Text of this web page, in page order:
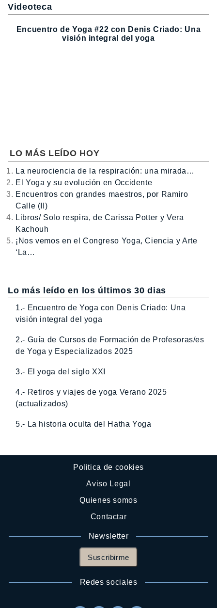
Videoteca
Encuentro de Yoga #22 con Denis Criado: Una
visión integral del yoga
LO MÁS LEÍDO HOY
La neurociencia de la respiración: una mirada…
El Yoga y su evolución en Occidente
Encuentros con grandes maestros, por Ramiro
Calle (II)
Libros/ Solo respira, de Carissa Potter y Vera
Kachouh
¡Nos vemos en el Congreso Yoga, Ciencia y Arte
‘La…
Lo más leído en los últimos 30 dias
1.- Encuentro de Yoga con Denis Criado: Una
visión integral del yoga
2.- Guía de Cursos de Formación de Profesoras/es
de Yoga y Especializados 2025
3.- El yoga del siglo XXI
4.- Retiros y viajes de yoga Verano 2025
(actualizados)
5.- La historia oculta del Hatha Yoga
Politica de cookies
Aviso Legal
Quienes somos
Contactar
Newsletter
Suscribirme
Redes sociales